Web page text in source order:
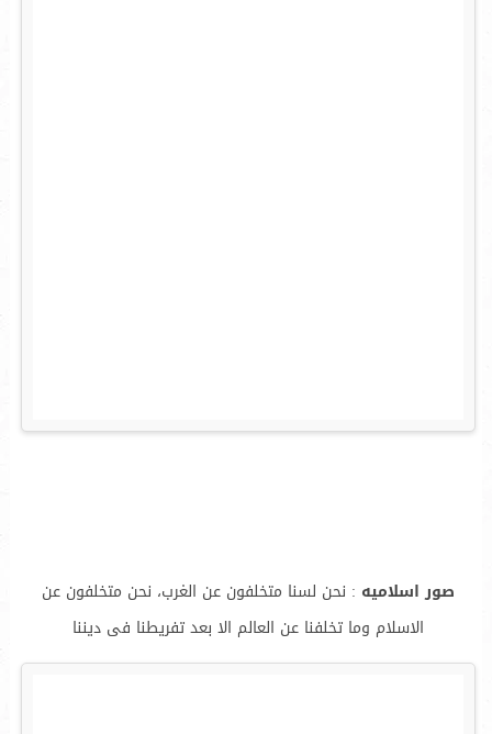
صور اسلاميه : نحن لسنا متخلفون عن الغرب، نحن متخلفون عن
الاسلام وما تخلفنا عن العالم الا بعد تفريطنا فى ديننا